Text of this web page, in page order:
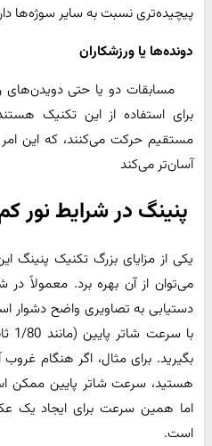
پیچیده‌تری نسبت به سایر سوژه‌ها
دونده‌ها یا ورزشکاران
مسابقات دو یا حتی دویدن‌های
برای استفاده از این تکنیک
مستقیم حرکت می‌کنند، که این امر
آسان‌تر می‌کند
پنینگ در شرایط نور
یکی از مزایای بزرگ تکنیک پنینگ
می‌توان از آن بهره برد. معمولاً در
دستیابی به تصاویری واضح دشوار
بگیرید. برای مثال، اگر هنگام
هستید، سرعت شاتر پایین ممکن
اما همین سرعت برای ایجاد یک
است.